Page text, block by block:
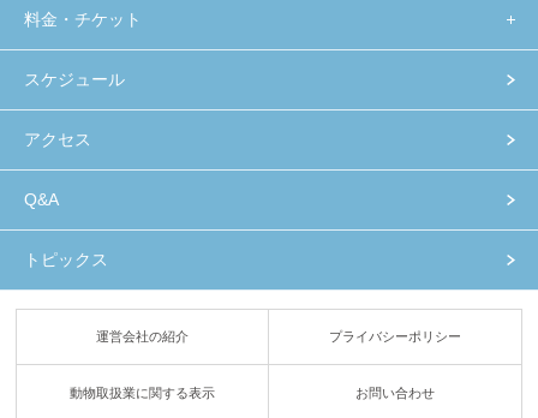
料金・チケット
スケジュール
アクセス
Q&A
トピックス
運営会社の紹介 プライバシーポリシー
動物取扱業に関する表示 お問い合わせ